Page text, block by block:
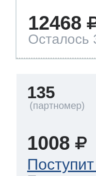
12468
Осталось
135
1008